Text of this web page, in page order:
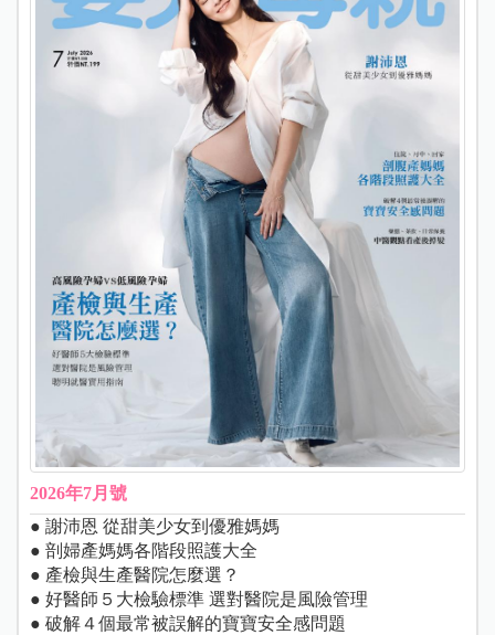
2026年7月號
● 謝沛恩 從甜美少女到優雅媽媽
● 剖婦產媽媽各階段照護大全
● 產檢與生產醫院怎麼選？
● 好醫師５大檢驗標準 選對醫院是風險管理
● 破解４個最常被誤解的寶寶安全感問題